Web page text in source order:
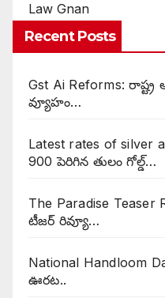
Law Gnan
Recent Posts
Gst Ai Reforms:
వ్యూహం…
Latest rates of silver
900 పెరిగిన తులం గోల్డ్…
The Paradise
టీజర్ రివ్యూ…
National Handloom
ఊరట..